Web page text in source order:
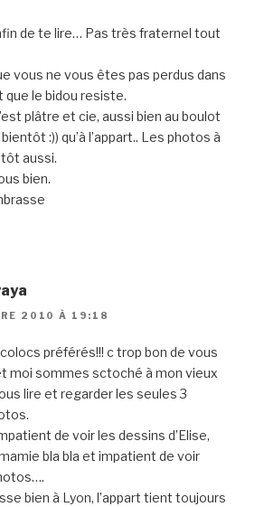
de te lire… Pas très fraternel tout
vous ne vous êtes pas perdus dans
que le bidou resiste.
plâtre et cie, aussi bien au boulot
:)) qu’à l’appart.. Les photos à
aussi.
bien.
2010 À 19:18
préférés!!! c trop bon de vous
moi sommes sctoché à mon vieux
lire et regarder les seules 3
de voir les dessins d’Elise,
bla bla et impatient de voir
bien à Lyon, l’appart tient toujours